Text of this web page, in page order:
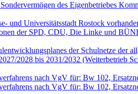
des Eigenbetriebes
und Universitätsstadt Rostock
der SPD, CDU, Die Linke und
der Schulnetze der
2028 bis 2031/2032 (Weiterbetrieb
nach VgV für: Bw 102,
nach VgV für: Bw 102,